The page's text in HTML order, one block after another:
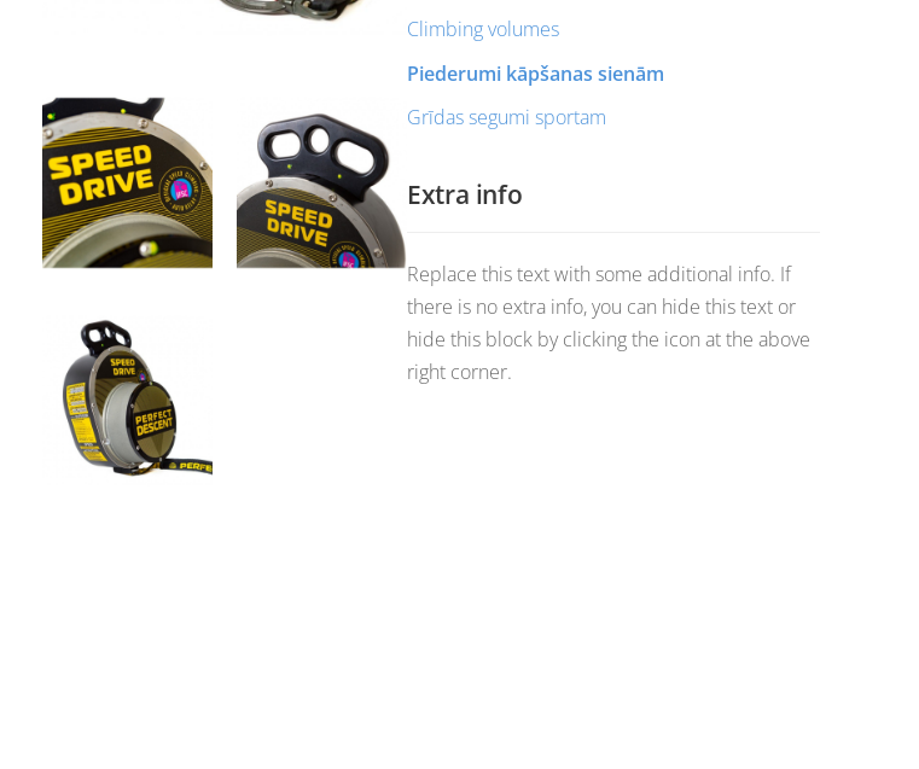
Climbing volumes
Piederumi kāpšanas sienām
Grīdas segumi sportam
Extra info
Replace this text with some additional info. If
there is no extra info, you can hide this text or
hide this block by clicking the icon at the above
right corner.